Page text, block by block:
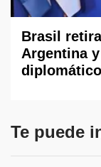
Brasil
Argentina
Te puede